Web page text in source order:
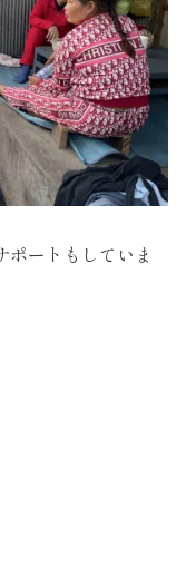
ポートもしていま